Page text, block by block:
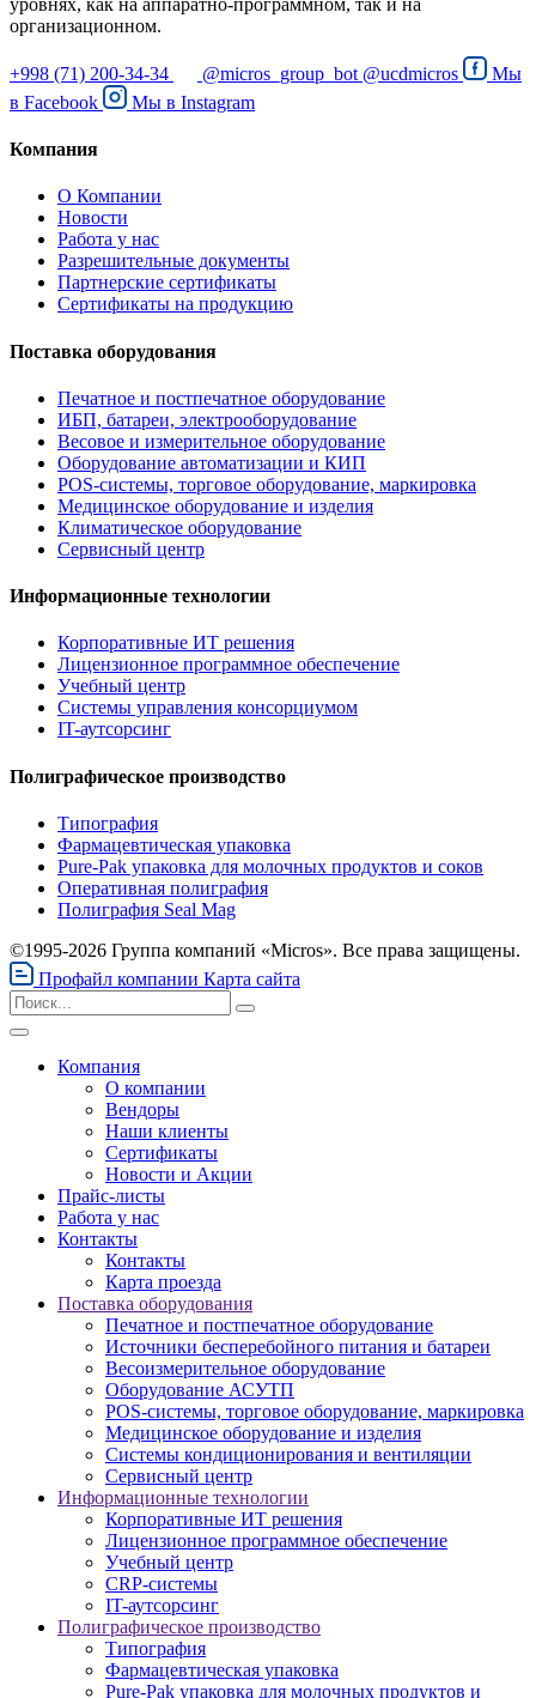
организационном.
+998 (71) 200-34-34 @micros_group_bot @ucdmicros
Мы
в Facebook Мы в Instagram
Компания
О Компании
Новости
Работа у нас
Разрешительные документы
Партнерские сертификаты
Сертификаты на продукцию
Поставка оборудования
Печатное и постпечатное оборудование
ИБП, батареи, электрооборудование
Весовое и измерительное оборудование
Оборудование автоматизации и КИП
POS-системы, торговое оборудование, маркировка
Медицинское оборудование и изделия
Климатическое оборудование
Сервисный центр
Информационные технологии
Корпоративные ИТ решения
Лицензионное программное обеспечение
Учебный центр
Системы управления консорциумом
IT-аутсорсинг
Полиграфическое производство
Типография
Фармацевтическая упаковка
Pure-Pak упаковка для молочных продуктов и соков
Оперативная полиграфия
Полиграфия Seal Mag
©1995-2026 Группа компаний «Micros». Все права защищены.
Профайл компании Карта сайта
Компания
О компании
Вендоры
Наши клиенты
Сертификаты
Новости и Акции
Прайс-листы
Работа у нас
Контакты
Контакты
Карта проезда
Поставка оборудования
Печатное и постпечатное оборудование
Источники бесперебойного питания и батареи
Весоизмерительное оборудование
Оборудование АСУТП
POS-системы, торговое оборудование, маркировка
Медицинское оборудование и изделия
Системы кондиционирования и вентиляции
Сервисный центр
Информационные технологии
Корпоративные ИТ решения
Лицензионное программное обеспечение
Учебный центр
CRP-системы
IT-аутсорсинг
Полиграфическое производство
Типография
Фармацевтическая упаковка
Pure-Pak упаковка для молочных продуктов и